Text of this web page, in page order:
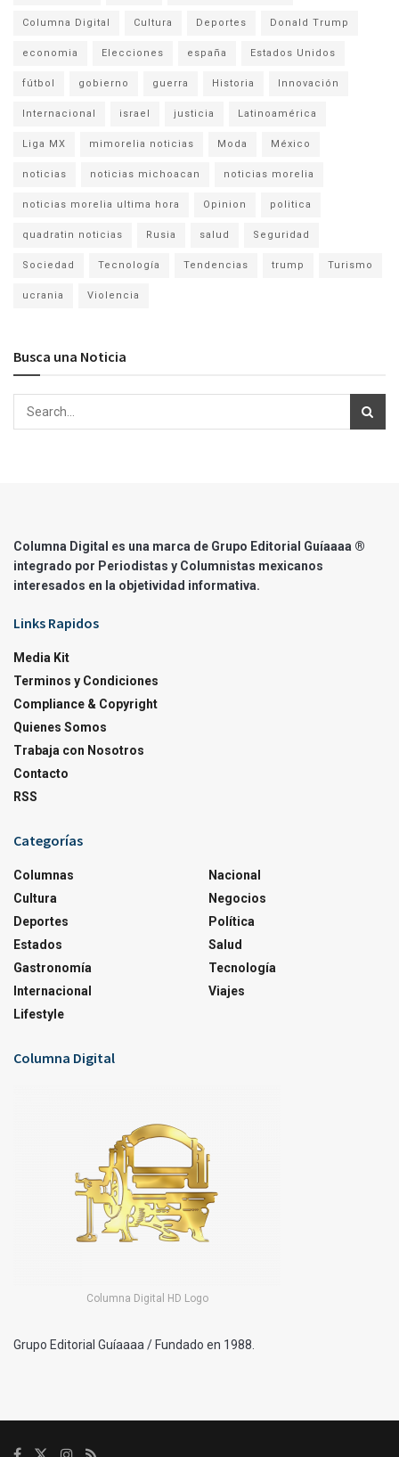
Columna Digital Cultura Deportes Donald Trump
economia Elecciones españa Estados Unidos
fútbol gobierno guerra Historia Innovación
Internacional israel justicia Latinoamérica
Liga MX mimorelia noticias Moda México
noticias noticias michoacan noticias morelia
noticias morelia ultima hora Opinion politica
quadratin noticias Rusia salud Seguridad
Sociedad Tecnología Tendencias trump Turismo
ucrania Violencia
Busca una Noticia
Columna Digital es una marca de Grupo Editorial Guíaaaa ®
integrado por Periodistas y Columnistas mexicanos
interesados en la objetividad informativa.
Links Rapidos
Media Kit
Terminos y Condiciones
Compliance & Copyright
Quienes Somos
Trabaja con Nosotros
Contacto
RSS
Categorías
Columnas
Cultura
Deportes
Estados
Gastronomía
Internacional
Lifestyle
Nacional
Negocios
Política
Salud
Tecnología
Viajes
Columna Digital
Columna Digital HD Logo
Grupo Editorial Guíaaaa / Fundado en 1988.